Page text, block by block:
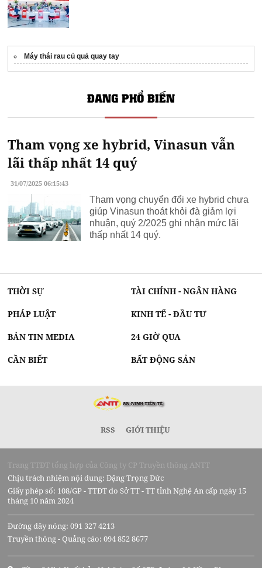
Máy thái rau củ quả quay tay
ĐANG PHỔ BIẾN
Tham vọng xe hybrid, Vinasun vẫn
lãi thấp nhất 14 quý
31/07/2025 06:15:43
Tham vọng chuyển đổi xe hybrid chưa
giúp Vinasun thoát khỏi đà giảm lợi
nhuận, quý 2/2025 ghi nhận mức lãi
thấp nhất 14 quý.
THỜI SỰ TÀI CHÍNH - NGÂN HÀNG
PHÁP LUẬT KINH TẾ - ĐẦU TƯ
BẢN TIN MEDIA 24 GIỜ QUA
CẦN BIẾT BẤT ĐỘNG SẢN
RSS GIỚI THIỆU
Trang TTĐT tổng hợp của Công ty CP Truyền thông ANTT
Chịu trách nhiệm nội dung: Đặng Trọng Đức
Giấy phép số: 108/GP - TTĐT do Sở TT - TT tỉnh Nghệ An cấp ngày 15
tháng 10 năm 2024
Đường dây nóng: 091 327 4213
Truyền thông - Quảng cáo: 094 852 8677